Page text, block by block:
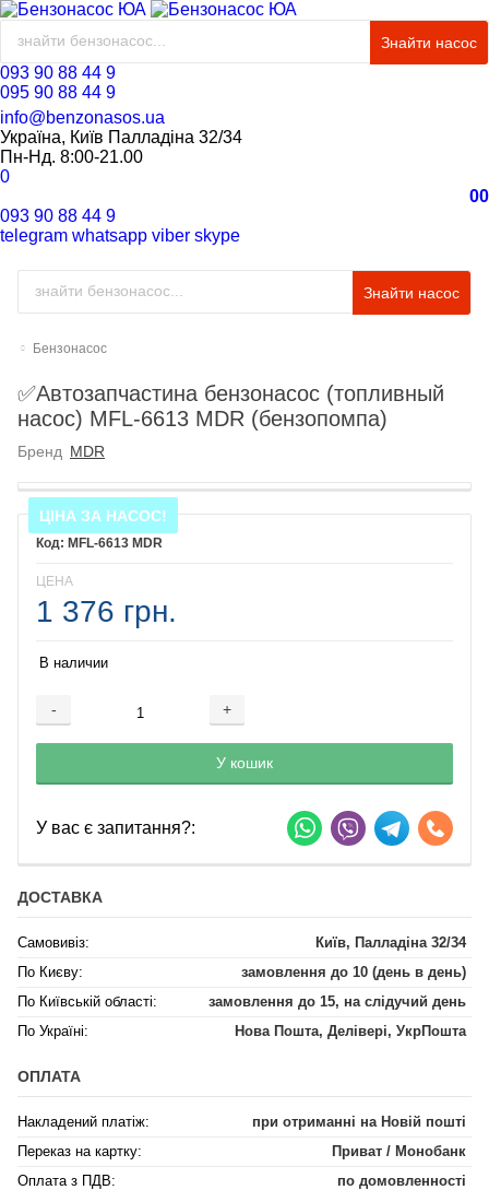
Знайти насос
093 90 88 44 9
095 90 88 44 9
info@benzonasos.ua
Україна, Київ Палладіна 32/34
Пн-Нд. 8:00-21.00
0
00
093 90 88 44 9
telegram whatsapp viber skype
Знайти насос
Бензонасос
✅Автозапчастина бензонасос (топливный
насос) MFL-6613 MDR (бензопомпа)
Бренд MDR
ЦІНА ЗА НАСОС!
MFL-6613 MDR
ЦЕНА
1 376 грн.
В наличии
- +
Добавляется...
У кошик
Добавлен
У вас є запитання?:
ДОСТАВКА
Самовивіз:
Київ, Палладіна 32/34
По Києву:
замовлення до 10 (день в день)
По Київській області:
замовлення до 15, на слідучий день
По Україні:
Нова Пошта, Делівері, УкрПошта
ОПЛАТА
Накладений платіж:
при отриманні на Новій пошті
Переказ на картку:
Приват / Монобанк
Оплата з ПДВ:
по домовленності